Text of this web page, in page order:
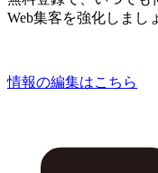
Web集客を強化しまし
情報の編集はこちら